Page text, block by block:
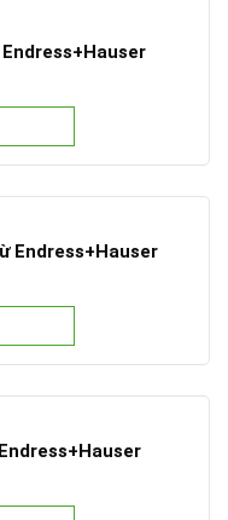
Endress+Hauser